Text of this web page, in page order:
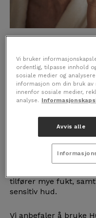
beskytter huden får
for deg som har en
hud og som trenger
Serumet inneholder
naturlige
Roer sensitiv hud
HOHDE Natural
tilfører mye fukt,
sensitiv hud.
Vi anbefaler å bruke
Vi bruker
ordentlig, tilpasse innhold
sosiale medier og
informasjon om din bruk av
innenfor sosiale medier,
analyse.
Avvis alle